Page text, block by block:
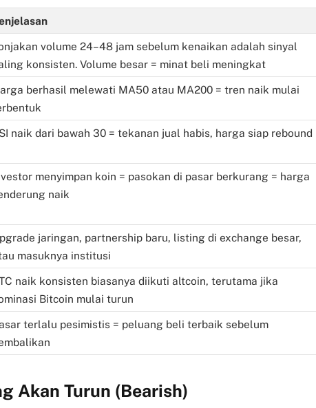
volume 24–48 jam sebelum kenaikan adalah sinyal
konsisten. Volume besar = minat beli meningkat
berhasil melewati MA50 atau MA200 = tren naik mulai
naik dari bawah 30 = tekanan jual habis, harga siap rebound
menyimpan koin = pasokan di pasar berkurang = harga
naik
jaringan, partnership baru, listing di exchange besar,
masuknya institusi
naik konsisten biasanya diikuti altcoin, terutama jika
Bitcoin mulai turun
terlalu pesimistis = peluang beli terbaik sebelum
Akan Turun (Bearish)